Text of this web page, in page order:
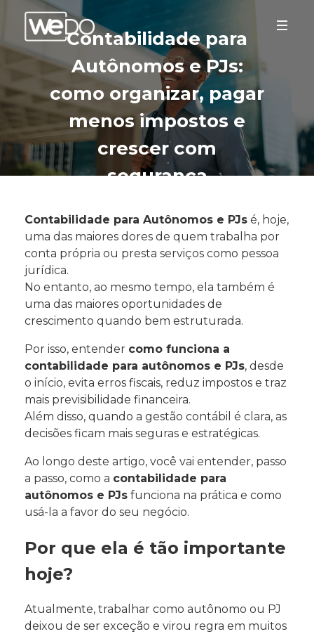
Contabilidade para
Autônomos e PJs:
como organizar, pagar
menos impostos e
crescer com
segurança
Contabilidade para Autônomos e PJs é, hoje,
uma das maiores dores de quem trabalha por
conta própria ou presta serviços como pessoa
jurídica.
No entanto, ao mesmo tempo, ela também é
uma das maiores oportunidades de
crescimento quando bem estruturada.
Por isso, entender como funciona a
contabilidade para autônomos e PJs, desde
o início, evita erros fiscais, reduz impostos e traz
mais previsibilidade financeira.
Além disso, quando a gestão contábil é clara, as
decisões ficam mais seguras e estratégicas.
Ao longo deste artigo, você vai entender, passo
a passo, como a contabilidade para
autônomos e PJs funciona na prática e como
usá-la a favor do seu negócio.
Por que ela é tão importante
hoje?
Atualmente, trabalhar como autônomo ou PJ
deixou de ser exceção e virou regra em muitos